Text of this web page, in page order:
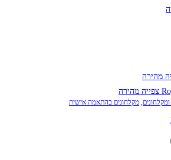
מהירה
צפייה מהירה
, מקלחונים בהתאמה אישית